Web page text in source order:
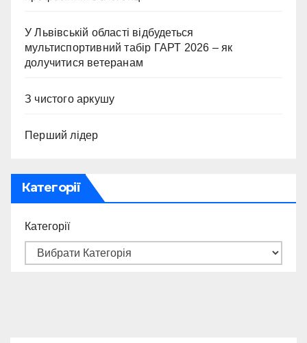
У Львівській області відбудеться
мультиспортивний табір ГАРТ 2026 – як
долучитися ветеранам
З чистого аркушу
Перший лідер
Категорії
Категорії